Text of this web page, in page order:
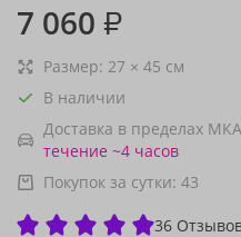
7 060 ₽
Размер: 27 × 45 см
В наличии
Доставка в пределах
течение ~4 часов
Покупок за сутки: 43
36